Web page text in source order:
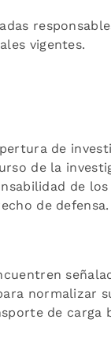
vigentes.
de
de la
de
de defensa.
normalizar
de carga